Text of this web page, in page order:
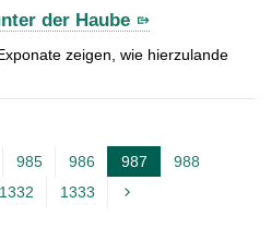
der Haube
zeigen, wie hierzulande
985 986 987
988
1332 1333